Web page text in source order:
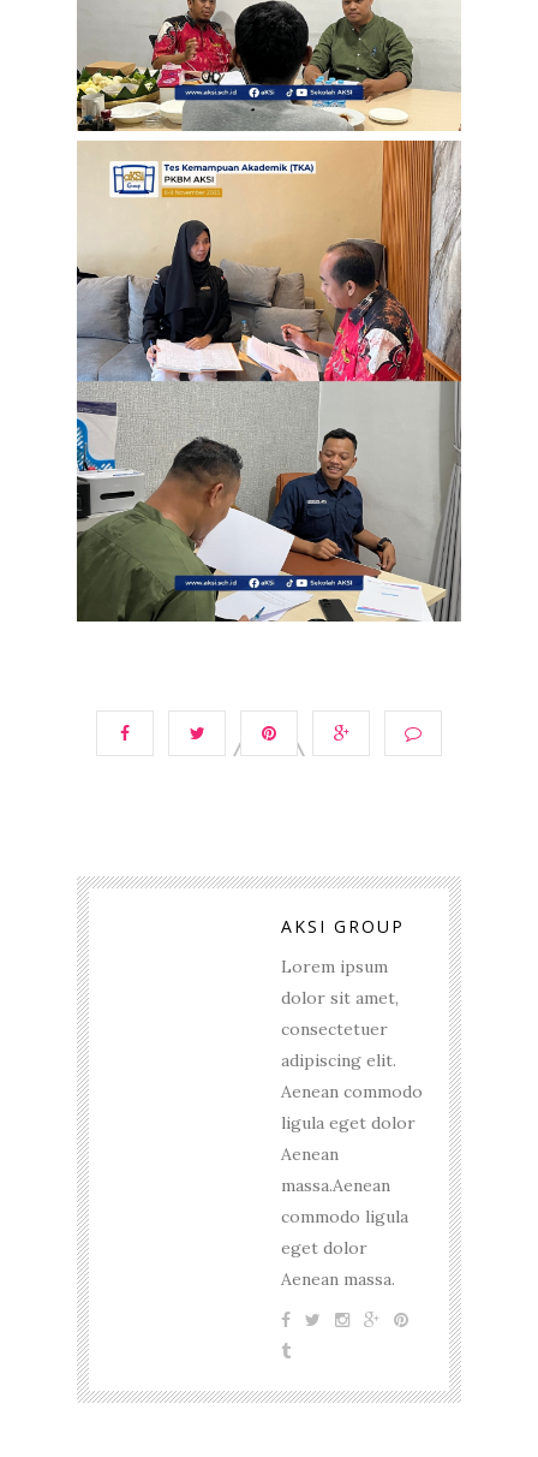
AKSI GROUP
Lorem ipsum
dolor sit amet,
consectetuer
adipiscing elit.
Aenean commodo
ligula eget dolor
Aenean
massa.Aenean
commodo ligula
eget dolor
Aenean massa.